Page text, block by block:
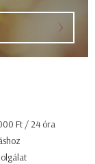
Ft / 24 óra